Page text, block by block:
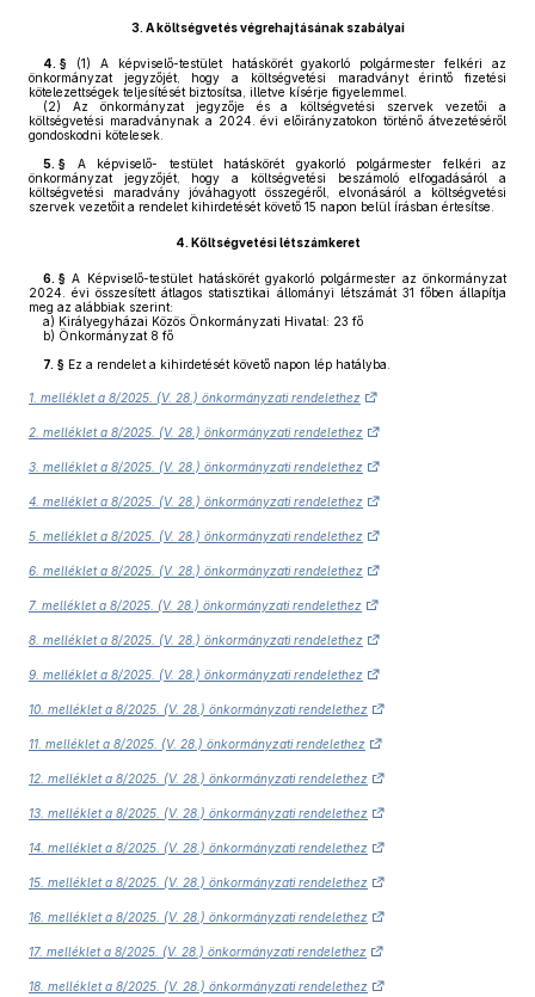
3. A költségvetés végrehajtásának szabályai
4. § (1) A képviselő-testület hatáskörét gyakorló polgármester felkéri az
önkormányzat jegyzőjét, hogy a költségvetési maradványt érintő fizetési
kötelezettségek teljesítését biztosítsa, illetve kísérje figyelemmel.
(2) Az önkormányzat jegyzője és a költségvetési szervek vezetői a
költségvetési maradványnak a 2024. évi előirányzatokon történő átvezetéséről
gondoskodni kötelesek.
5. § A képviselő- testület hatáskörét gyakorló polgármester felkéri az
önkormányzat jegyzőjét, hogy a költségvetési beszámoló elfogadásáról a
költségvetési maradvány jóváhagyott összegéről, elvonásáról a költségvetési
szervek vezetőit a rendelet kihirdetését követő 15 napon belül írásban értesítse.
4. Költségvetési létszámkeret
6. § A Képviselő-testület hatáskörét gyakorló polgármester az önkormányzat
2024. évi összesített átlagos statisztikai állományi létszámát 31 főben állapítja
meg az alábbiak szerint:
a) Királyegyházai Közös Önkormányzati Hivatal: 23 fő
b) Önkormányzat 8 fő
7. § Ez a rendelet a kihirdetését követő napon lép hatályba.
1. melléklet a 8/2025. (V. 28.) önkormányzati rendelethez
2. melléklet a 8/2025. (V. 28.) önkormányzati rendelethez
3. melléklet a 8/2025. (V. 28.) önkormányzati rendelethez
4. melléklet a 8/2025. (V. 28.) önkormányzati rendelethez
5. melléklet a 8/2025. (V. 28.) önkormányzati rendelethez
6. melléklet a 8/2025. (V. 28.) önkormányzati rendelethez
7. melléklet a 8/2025. (V. 28.) önkormányzati rendelethez
8. melléklet a 8/2025. (V. 28.) önkormányzati rendelethez
9. melléklet a 8/2025. (V. 28.) önkormányzati rendelethez
10. melléklet a 8/2025. (V. 28.) önkormányzati rendelethez
11. melléklet a 8/2025. (V. 28.) önkormányzati rendelethez
12. melléklet a 8/2025. (V. 28.) önkormányzati rendelethez
13. melléklet a 8/2025. (V. 28.) önkormányzati rendelethez
14. melléklet a 8/2025. (V. 28.) önkormányzati rendelethez
15. melléklet a 8/2025. (V. 28.) önkormányzati rendelethez
16. melléklet a 8/2025. (V. 28.) önkormányzati rendelethez
17. melléklet a 8/2025. (V. 28.) önkormányzati rendelethez
18. melléklet a 8/2025. (V. 28.) önkormányzati rendelethez